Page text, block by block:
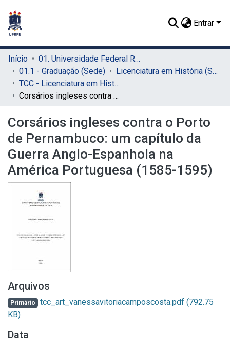
Entrar
Início
01. Universidade Federal Rural de Pernambuco - UFRPE (Sede)
01.1 - Graduação (Sede)
Licenciatura em História (Sede)
TCC - Licenciatura em História (Sede)
Corsários ingleses contra o Porto de Pernambuco: um capítulo da Guerra Anglo-Espanhola na América Portuguesa (1585-1595)
Corsários ingleses contra o Porto
de Pernambuco: um capítulo da
Guerra Anglo-Espanhola na
América Portuguesa (1585-1595)
Arquivos
Primário tcc_art_vanessavitoriacamposcosta.pdf (792.75
KB)
Data